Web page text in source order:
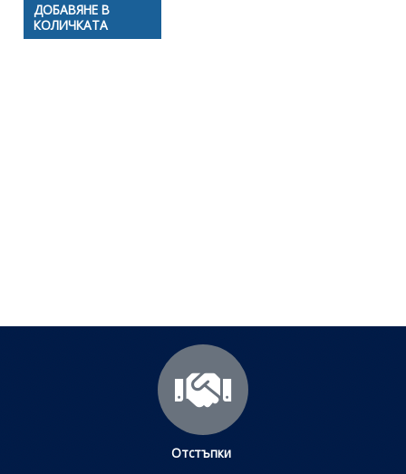
ДОБАВЯНЕ В
КОЛИЧКАТА
Отстъпки